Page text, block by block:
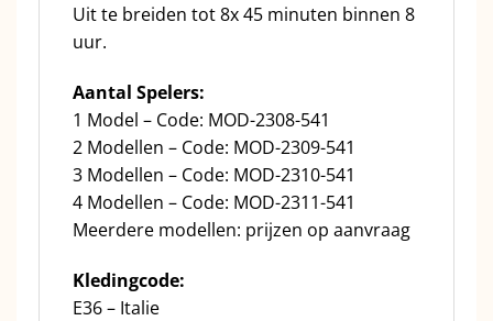
Uit te breiden tot 8x 45 minuten binnen 8
uur.
Aantal Spelers:
1 Model – Code: MOD-2308-541
2 Modellen – Code: MOD-2309-541
3 Modellen – Code: MOD-2310-541
4 Modellen – Code: MOD-2311-541
Meerdere modellen: prijzen op aanvraag
Kledingcode:
E36 – Italie